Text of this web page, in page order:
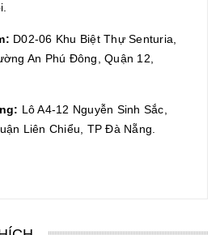
D02-06 Khu Biệt Thự Senturia,
An Phú Đông, Quận 12,
Lô A4-12 Nguyễn Sinh Sắc,
Liên Chiểu, TP Đà Nẵng.